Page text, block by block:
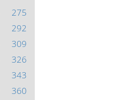
275
292
309
326
343
360